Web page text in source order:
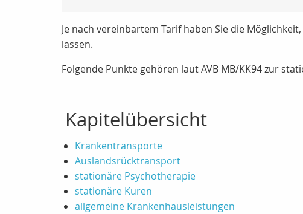
Je nach vereinbartem Tarif haben Sie die
lassen.
Folgende Punkte gehören laut AVB MB/KK94 zur
Kapitelübersicht
Krankentransporte
Auslandsrücktransport
stationäre Psychotherapie
stationäre Kuren
allgemeine Krankenhausleistungen